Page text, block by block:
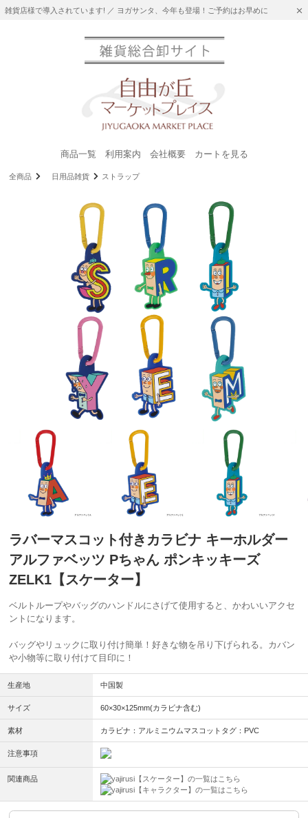
雑貨店様で導入されています! ／ ヨガサンタ、今年も登場！ご予約はお早めに
商品一覧 利用案内 会社概要 カートを見る
全商品 日用品雑貨 ストラップ
ラバーマスコット付きカラビナ キーホルダー
アルファベッツ Pちゃん ポンキッキーズ
ZELK1【スケーター】
ベルトループやバッグのハンドルにさげて使用すると、かわいいアクセ
ントになります。
バッグやリュックに取り付け簡単！好きな物を吊り下げられる。カバン
や小物等に取り付けて目印に！
生産地 中国製
サイズ 60×30×125mm(カラビナ含む)
素材 カラビナ：アルミニウムマスコットタグ：PVC
注意事項
関連商品
【スケーター】の一覧はこちら
【キャラクター】の一覧はこちら